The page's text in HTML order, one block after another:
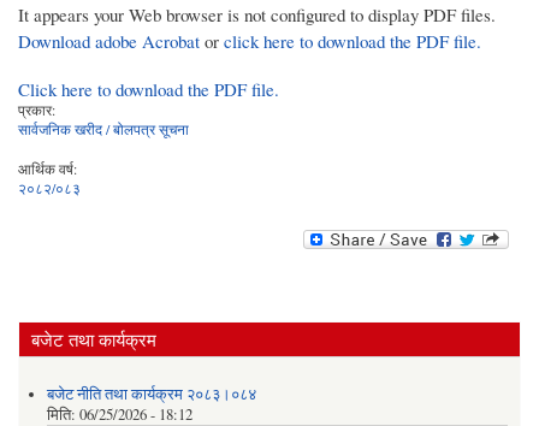
It appears your Web browser is not configured to display PDF files.
Download adobe Acrobat or click here to download the PDF file.
Click here to download the PDF file.
प्रकार:
सार्वजनिक खरीद / बोलपत्र सूचना
आर्थिक वर्ष:
२०८२/०८३
बजेट तथा कार्यक्रम
बजेट नीति तथा कार्यक्रम २०८३।०८४
मिति: 06/25/2026 - 18:12